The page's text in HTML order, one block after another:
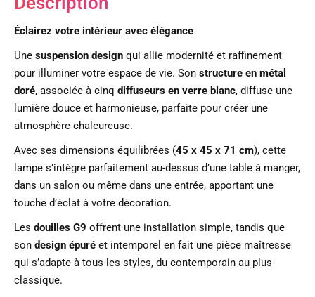
Éclairez votre intérieur avec élégance
Une suspension design qui allie modernité et raffinement
pour illuminer votre espace de vie. Son structure en métal
doré, associée à cinq diffuseurs en verre blanc, diffuse une
lumière douce et harmonieuse, parfaite pour créer une
atmosphère chaleureuse.
Avec ses dimensions équilibrées (45 x 45 x 71 cm), cette
lampe s’intègre parfaitement au-dessus d’une table à manger,
dans un salon ou même dans une entrée, apportant une
touche d’éclat à votre décoration.
Les douilles G9 offrent une installation simple, tandis que
son design épuré et intemporel en fait une pièce maîtresse
qui s’adapte à tous les styles, du contemporain au plus
classique.